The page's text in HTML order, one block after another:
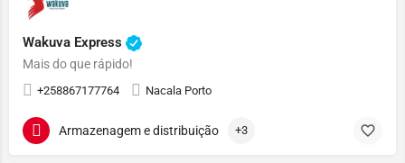
Wakuva Express
Mais do que rápido!
+258867177764 Nacala Porto
Armazenagem e distribuição +3